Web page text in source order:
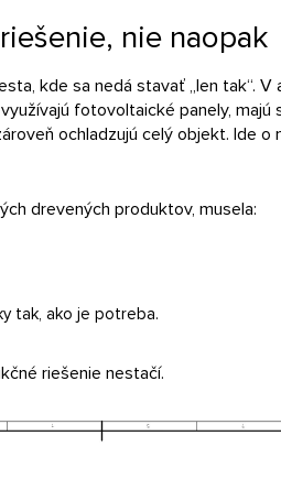
nie naopak
kde sa nedá stavať „len tak“. V
fotovoltaické panely, majú
ochladzujú celý objekt. Ide o
drevených produktov, musela:
tak, ako je potreba.
riešenie nestačí.